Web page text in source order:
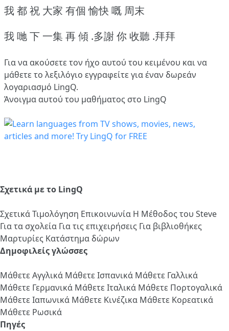
我 都 祝 大家 有個 愉快 嘅 周末
我 哋 下 一集 再 傾 .多謝 你 收聽 .拜拜
Για να ακούσετε τον ήχο αυτού του κειμένου και να
μάθετε το λεξιλόγιο εγγραφείτε για έναν δωρεάν
λογαριασμό LingQ.
Άνοιγμα αυτού του μαθήματος στο LingQ
Σχετικά με το LingQ
ΣχετικάΤιμολόγηση Επικοινωνία Η Μέθοδος του Steve
Για τα σχολεία Για τις επιχειρήσεις Για βιβλιοθήκες
Μαρτυρίες Κατάστημα δώρων
Δημοφιλείς γλώσσες
Μάθετε Αγγλικά Μάθετε Ισπανικά Μάθετε Γαλλικά
Μάθετε Γερμανικά Μάθετε Ιταλικά Μάθετε Πορτογαλικά
Μάθετε Ιαπωνικά Μάθετε Κινέζικα Μάθετε Κορεατικά
Μάθετε Ρωσικά
Πηγές